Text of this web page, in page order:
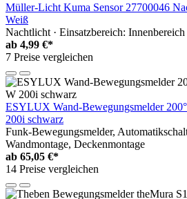
Müller-Licht Kuma Sensor 27700046
Weiß
Nachtlicht · Einsatzbereich: Innenbereich
ab 4,99 €*
7 Preise vergleichen
ESYLUX Wand-Bewegungsmelder
200i schwarz
Funk-Bewegungsmelder,
Wandmontage, Deckenmontage
ab 65,05 €*
14 Preise vergleichen